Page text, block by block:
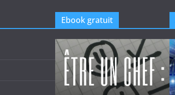
Ebook gratuit